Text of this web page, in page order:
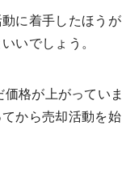
に着手したほうが
いでしょう。
格が上がっていま
から売却活動を始